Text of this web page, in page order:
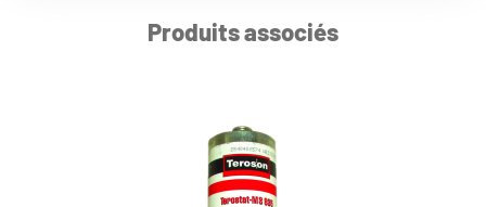
Produits associés